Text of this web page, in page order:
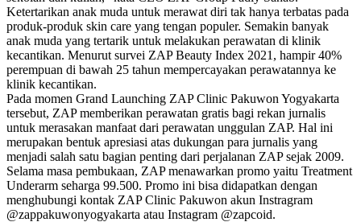
Ketertarikan anak muda untuk merawat diri tak hanya terbatas pada
produk-produk skin care yang tengan populer. Semakin banyak
anak muda yang tertarik untuk melakukan perawatan di klinik
kecantikan. Menurut survei ZAP Beauty Index 2021, hampir 40%
perempuan di bawah 25 tahun mempercayakan perawatannya ke
klinik kecantikan.
Pada momen Grand Launching ZAP Clinic Pakuwon Yogyakarta
tersebut, ZAP memberikan perawatan gratis bagi rekan jurnalis
untuk merasakan manfaat dari perawatan unggulan ZAP. Hal ini
merupakan bentuk apresiasi atas dukungan para jurnalis yang
menjadi salah satu bagian penting dari perjalanan ZAP sejak 2009.
Selama masa pembukaan, ZAP menawarkan promo yaitu Treatment
Underarm seharga 99.500. Promo ini bisa didapatkan dengan
menghubungi kontak ZAP Clinic Pakuwon akun Instragram
@zappakuwonyogyakarta atau Instagram @zapcoid.